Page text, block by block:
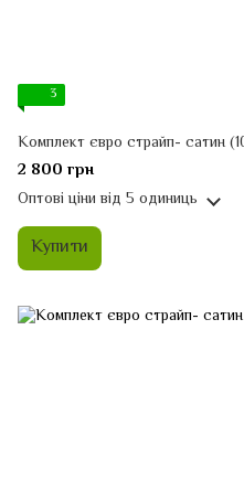
3
Комплект євро страйп- сатин
2 800 грн
Оптові ціни від 5 одиниць
Купити